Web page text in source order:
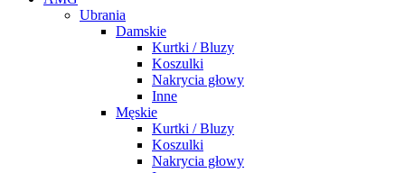
Ubrania
Damskie
Kurtki / Bluzy
Koszulki
Nakrycia głowy
Inne
Męskie
Kurtki / Bluzy
Koszulki
Nakrycia głowy